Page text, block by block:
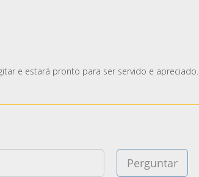
e estará pronto para ser servido e apreciado.